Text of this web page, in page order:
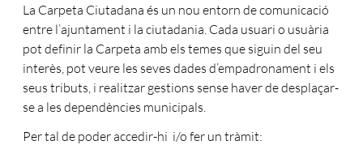
La Carpeta Ciutadana és un nou entorn de comunicació
entre l’ajuntament i la ciutadania. Cada usuari o usuària
pot definir la Carpeta amb els temes que siguin del seu
interès, pot veure les seves dades d’empadronament i els
seus tributs, i realitzar gestions sense haver de desplaçar-
se a les dependències municipals.
Per tal de poder accedir-hi i/o fer un tràmit: